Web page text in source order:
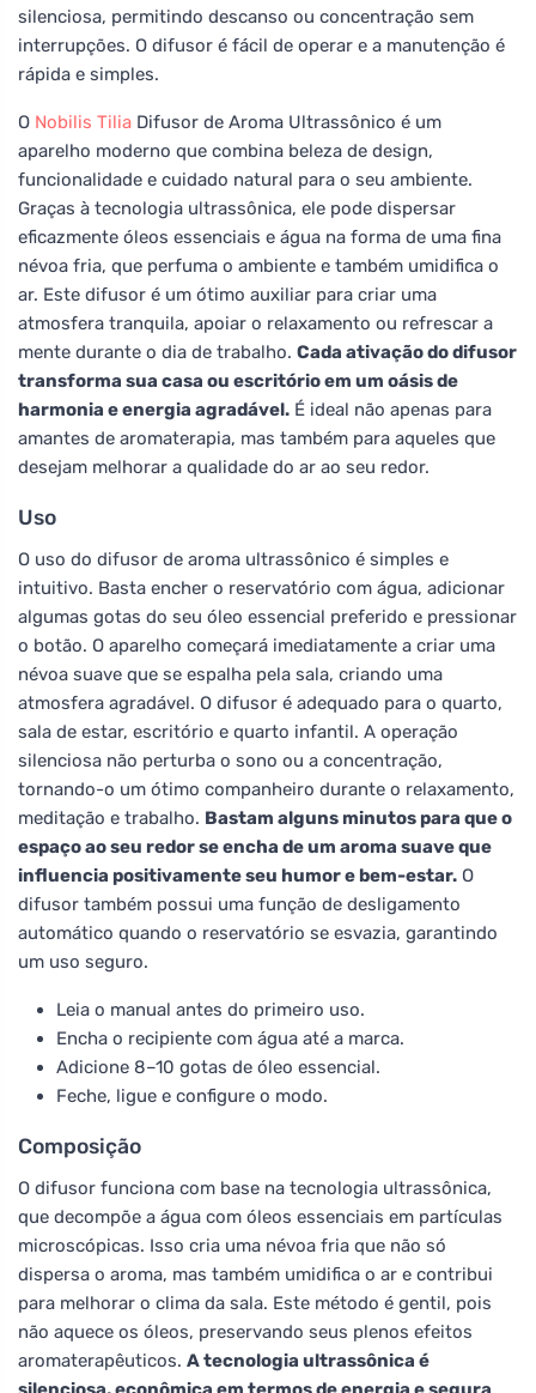
silenciosa, permitindo descanso ou concentração sem
interrupções. O difusor é fácil de operar e a manutenção é
rápida e simples.
O Nobilis Tilia Difusor de Aroma Ultrassônico é um
aparelho moderno que combina beleza de design,
funcionalidade e cuidado natural para o seu ambiente.
Graças à tecnologia ultrassônica, ele pode dispersar
eficazmente óleos essenciais e água na forma de uma fina
névoa fria, que perfuma o ambiente e também umidifica o
ar. Este difusor é um ótimo auxiliar para criar uma
atmosfera tranquila, apoiar o relaxamento ou refrescar a
mente durante o dia de trabalho. Cada ativação do difusor
transforma sua casa ou escritório em um oásis de
harmonia e energia agradável. É ideal não apenas para
amantes de aromaterapia, mas também para aqueles que
desejam melhorar a qualidade do ar ao seu redor.
Uso
O uso do difusor de aroma ultrassônico é simples e
intuitivo. Basta encher o reservatório com água, adicionar
algumas gotas do seu óleo essencial preferido e pressionar
o botão. O aparelho começará imediatamente a criar uma
névoa suave que se espalha pela sala, criando uma
atmosfera agradável. O difusor é adequado para o quarto,
sala de estar, escritório e quarto infantil. A operação
silenciosa não perturba o sono ou a concentração,
tornando-o um ótimo companheiro durante o relaxamento,
meditação e trabalho. Bastam alguns minutos para que o
espaço ao seu redor se encha de um aroma suave que
influencia positivamente seu humor e bem-estar. O
difusor também possui uma função de desligamento
automático quando o reservatório se esvazia, garantindo
um uso seguro.
Leia o manual antes do primeiro uso.
Encha o recipiente com água até a marca.
Adicione 8–10 gotas de óleo essencial.
Feche, ligue e configure o modo.
Composição
O difusor funciona com base na tecnologia ultrassônica,
que decompõe a água com óleos essenciais em partículas
microscópicas. Isso cria uma névoa fria que não só
dispersa o aroma, mas também umidifica o ar e contribui
para melhorar o clima da sala. Este método é gentil, pois
não aquece os óleos, preservando seus plenos efeitos
aromaterapêuticos. A tecnologia ultrassônica é